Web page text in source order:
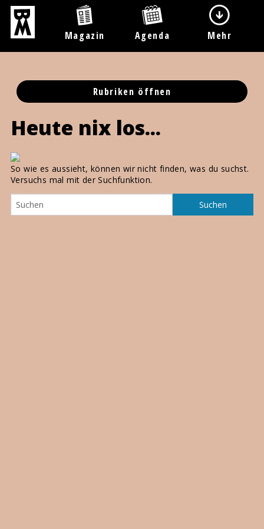
Magazin Agenda Mehr
Rubriken öffnen
Heute nix los...
So wie es aussieht, können wir nicht finden, was du suchst.
Versuchs mal mit der Suchfunktion.